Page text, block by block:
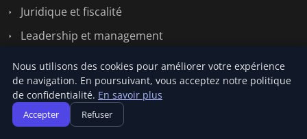
Juridique et fiscalité
Leadership et management
Marketing et communication
Stratégie et développement
Vie d’entrepreneur
Nous utilisons des cookies pour améliorer votre expérience
de navigation. En poursuivant, vous acceptez notre politique
de confidentialité. En savoir plus
Accepter Refuser